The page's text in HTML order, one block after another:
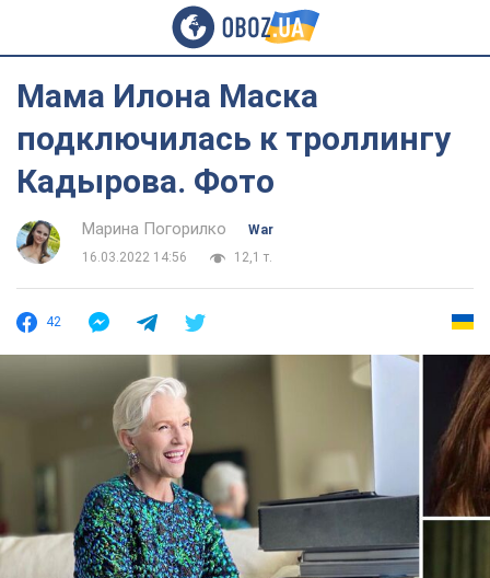
Мама Илона Маска
подключилась к троллингу
Кадырова. Фото
Марина Погорилко
War
16.03.2022 14:56
12,1 т.
42